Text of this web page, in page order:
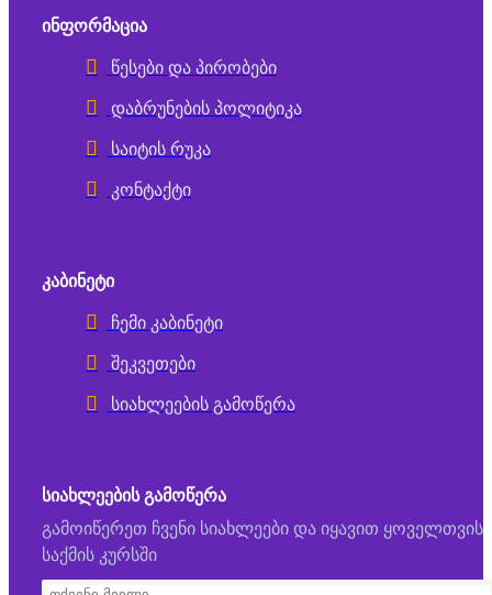
ᲘᲜᲤᲝᲠᲛᲐᲪᲘᲐ
წესები და პირობები
დაბრუნების პოლიტიკა
საიტის რუკა
კონტაქტი
ᲙᲐᲑᲘᲜᲔᲢᲘ
ჩემი კაბინეტი
შეკვეთები
სიახლეების გამოწერა
ᲡᲘᲐᲮᲚᲔᲔᲑᲘᲡ ᲒᲐᲛᲝᲬᲔᲠᲐ
გამოიწერეთ ჩვენი სიახლეები და იყავით ყოველთვის
საქმის კურსში